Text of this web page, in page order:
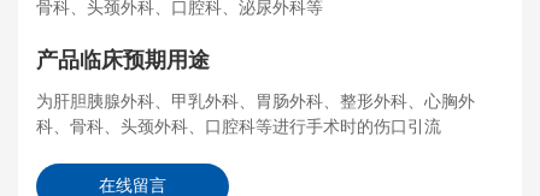
骨科、头颈外科、口腔科、泌尿外科等
产品临床预期用途
为肝胆胰腺外科、甲乳外科、胃肠外科、整形外科、心胸外
科、骨科、头颈外科、口腔科等进行手术时的伤口引流
在线留言